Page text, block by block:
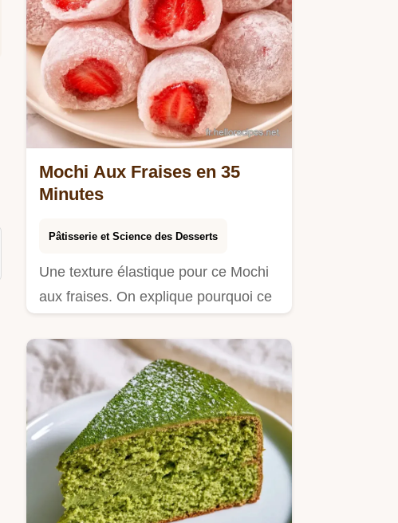
Mochi Aux Fraises en 35
Minutes
Pâtisserie et Science des Desserts
Une texture élastique pour ce Mochi
aux fraises. On explique pourquoi ce